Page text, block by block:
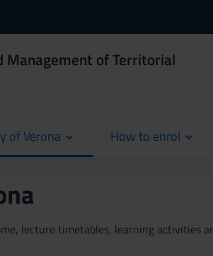
Management of Territorial
of Verona How to enrol
lecture timetables, learning activities